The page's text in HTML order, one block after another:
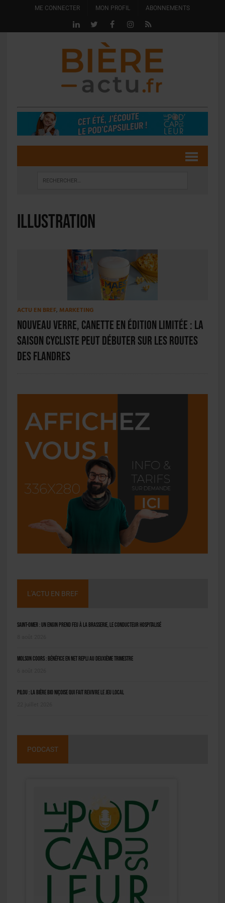
ME CONNECTER MON PROFIL ABONNEMENTS
illustration
ACTU EN BREF, MARKETING
Nouveau verre, canette en édition limitée : la
saison cycliste peut débuter sur les routes
des Flandres
L'ACTU EN BREF
Saint-Omer : un engin prend feu à la brasserie, le conducteur hospitalisé
Molson Coors : bénéfice en net repli au deuxième trimestre
Pilou : la bière bio niçoise qui fait revivre le jeu local
PODCAST